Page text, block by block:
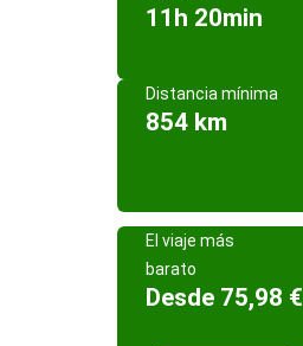
11h 20min
Distancia mínima
854 km
El viaje más
barato
Desde 75,98 €